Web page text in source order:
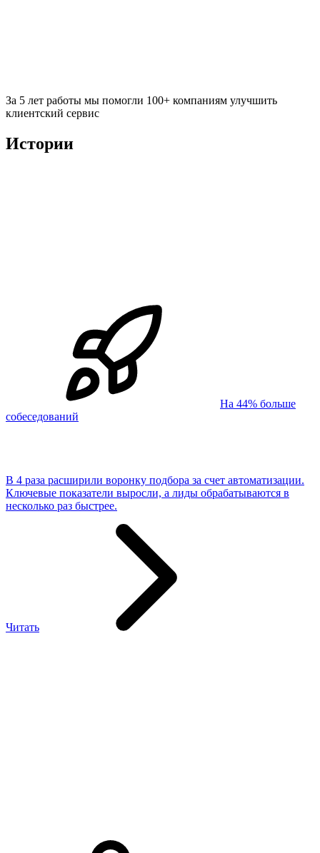
За 5 лет работы мы помогли 100+ компаниям улучшить
клиентский сервис
Истории
На 44% больше
собеседований
В 4 раза расширили воронку подбора за счет автоматизации.
Ключевые показатели выросли, а лиды обрабатываются в
несколько раз быстрее.
Читать